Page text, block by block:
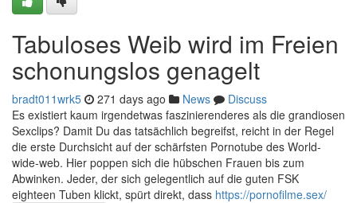
Tabuloses Weib wird im Freien
schonungslos genagelt
bradt011wrk5 271 days ago News
Discuss
Es existiert kaum irgendetwas faszinierenderes als die grandiosen
Sexclips? Damit Du das tatsächlich begreifst, reicht in der Regel
die erste Durchsicht auf der schärfsten Pornotube des World-
wide-web. Hier poppen sich die hübschen Frauen bis zum
Abwinken. Jeder, der sich gelegentlich auf die guten FSK
eighteen Tuben klickt, spürt direkt, dass https://pornofilme.sex/